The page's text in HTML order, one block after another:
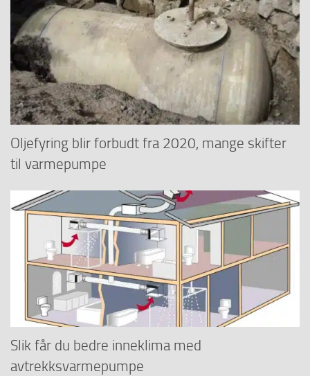
Oljefyring blir forbudt fra 2020, mange skifter
til varmepumpe
Slik får du bedre inneklima med
avtrekksvarmepumpe